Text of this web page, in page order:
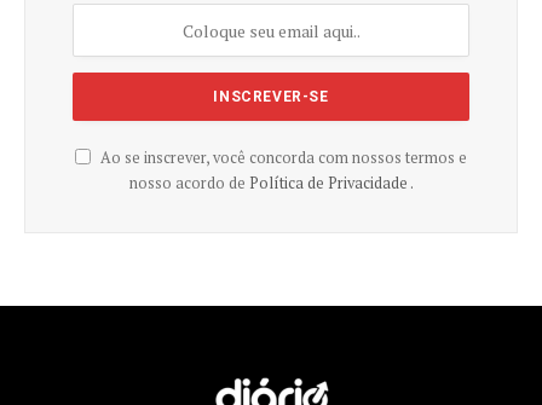
Ao se inscrever, você concorda com nossos termos e
nosso acordo de Política de Privacidade .